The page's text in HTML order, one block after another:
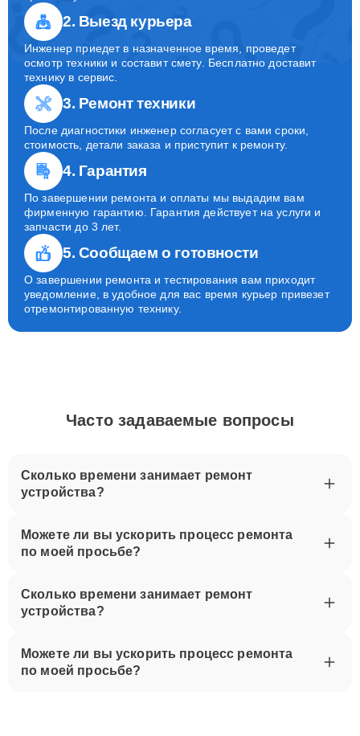
2. Выезд курьера
Инженер приедет в назначенное время, проведет
осмотр техники и составит смету. Бесплатно доставит
технику в сервис.
3. Ремонт техники
После диагностики инженер согласует с вами сроки,
стоимость, детали заказа и приступит к ремонту.
4. Гарантия
По завершении ремонта и оплаты мы выдадим вам
фирменную гарантию. Гарантия действует на услуги и
запчасти до 3 лет.
5. Сообщаем о готовности
О завершении ремонта и тестирования вам приходит
уведомление, в удобное для вас время курьер привезет
отремонтированную технику.
Часто задаваемые вопросы
Сколько времени занимает ремонт
устройства?
Можете ли вы ускорить процесс ремонта
по моей просьбе?
Сколько времени занимает ремонт
устройства?
Можете ли вы ускорить процесс ремонта
по моей просьбе?